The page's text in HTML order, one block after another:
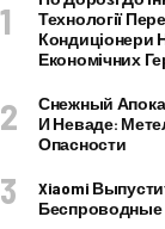
Технології
Кондиціонери
Економічних
Снежный
И Неваде:
Опасности
Xiaomi